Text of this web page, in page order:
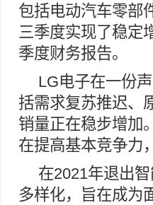
包括电动汽车零部
三季度实现了稳定
季度财务报告。
LG电子在一份
括需求复苏推迟、
销量正在稳步增加
在提高基本竞争力
在2021年退出
多样化，旨在成为